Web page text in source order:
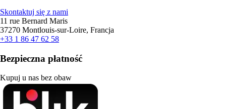
Skontaktuj się z nami
11 rue Bernard Maris
37270 Montlouis-sur-Loire, Francja
+33 1 86 47 62 58
Bezpieczna płatność
Kupuj u nas bez obaw